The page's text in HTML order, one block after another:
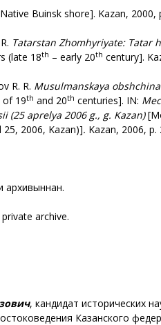
Buinsk shore]. Kazan, 2000,
Tatarstan Zhomһyriyate: Tatar
(late 18th – early 20th century].
R. R. Musulmanskaya
of 19th and 20th centuries]. IN:
(25 aprelya 2006 g., g. Kazan)
2006, Kazan)]. Kazan, 2006, p.
архивыннан.
archive.
, кандидат исторических
Казанского